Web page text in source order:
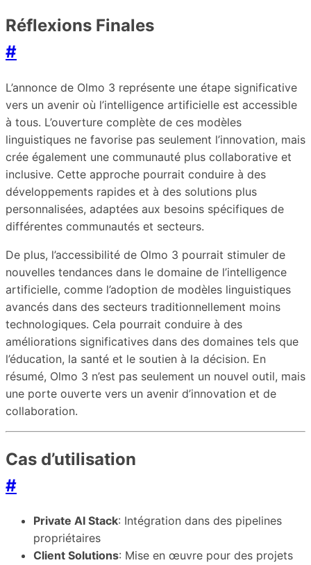
Réflexions Finales
#
L’annonce de Olmo 3 représente une étape significative
vers un avenir où l’intelligence artificielle est accessible
à tous. L’ouverture complète de ces modèles
linguistiques ne favorise pas seulement l’innovation, mais
crée également une communauté plus collaborative et
inclusive. Cette approche pourrait conduire à des
développements rapides et à des solutions plus
personnalisées, adaptées aux besoins spécifiques de
différentes communautés et secteurs.
De plus, l’accessibilité de Olmo 3 pourrait stimuler de
nouvelles tendances dans le domaine de l’intelligence
artificielle, comme l’adoption de modèles linguistiques
avancés dans des secteurs traditionnellement moins
technologiques. Cela pourrait conduire à des
améliorations significatives dans des domaines tels que
l’éducation, la santé et le soutien à la décision. En
résumé, Olmo 3 n’est pas seulement un nouvel outil, mais
une porte ouverte vers un avenir d’innovation et de
collaboration.
Cas d’utilisation
#
Private AI Stack: Intégration dans des pipelines
propriétaires
Client Solutions: Mise en œuvre pour des projets